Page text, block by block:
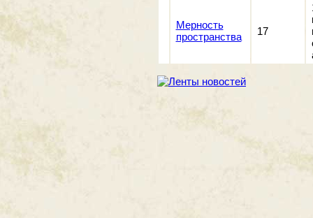
Мерность
пространства
17